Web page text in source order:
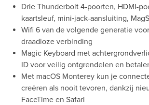
Drie Thunderbolt 4-poorten, HDMI-
kaartsleuf, mini‑jack-aansluiting,
Wifi 6 van de volgende generatie
draadloze verbinding
Magic Keyboard met
ID voor veilig ontgrendelen en
Met macOS Monterey kun je
creëren als nooit tevoren, dankzij
FaceTime en Safari